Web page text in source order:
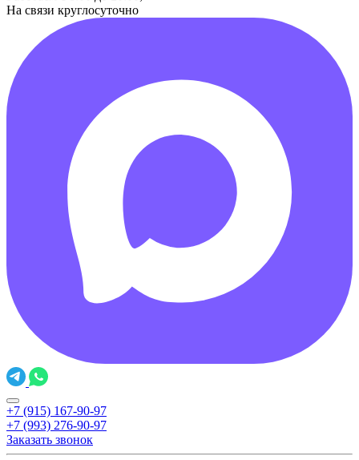
На связи круглосуточно
+7 (915) 167-90-97
+7 (993) 276-90-97
Заказать звонок